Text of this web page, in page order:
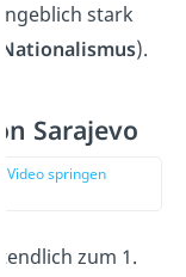
stark
Nationalismus).
Sarajevo
Video springen
zum 1.